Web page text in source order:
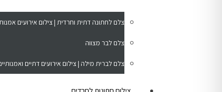
צלם לחתונה דתית וחרדית | צילום אירועים
צלם לבר מצווה
צלם לברית מילה | צילום אירועים דתיים